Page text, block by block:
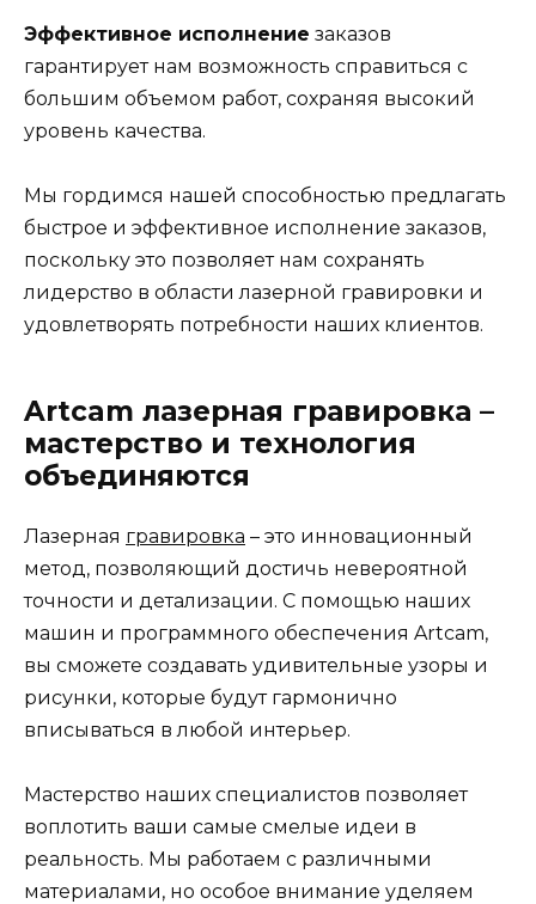
Эффективное исполнение заказов
гарантирует нам возможность справиться с
большим объемом работ, сохраняя высокий
уровень качества.
Мы гордимся нашей способностью предлагать
быстрое и эффективное исполнение заказов,
поскольку это позволяет нам сохранять
лидерство в области лазерной гравировки и
удовлетворять потребности наших клиентов.
Artcam лазерная гравировка –
мастерство и технология
объединяются
Лазерная гравировка – это инновационный
метод, позволяющий достичь невероятной
точности и детализации. С помощью наших
машин и программного обеспечения Artcam,
вы сможете создавать удивительные узоры и
рисунки, которые будут гармонично
вписываться в любой интерьер.
Мастерство наших специалистов позволяет
воплотить ваши самые смелые идеи в
реальность. Мы работаем с различными
материалами, но особое внимание уделяем